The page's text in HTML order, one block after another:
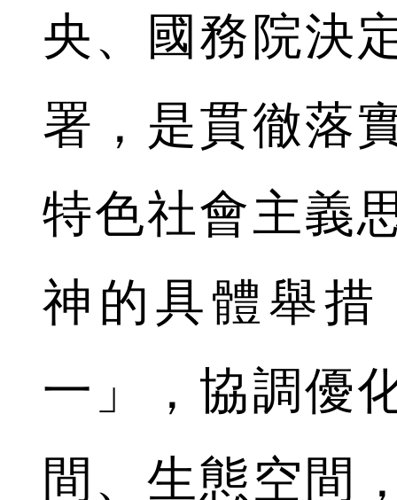
央、國務院決
署，是貫徹落
特色社會主義
神的具體舉措
一」，協調優
間、生態空間